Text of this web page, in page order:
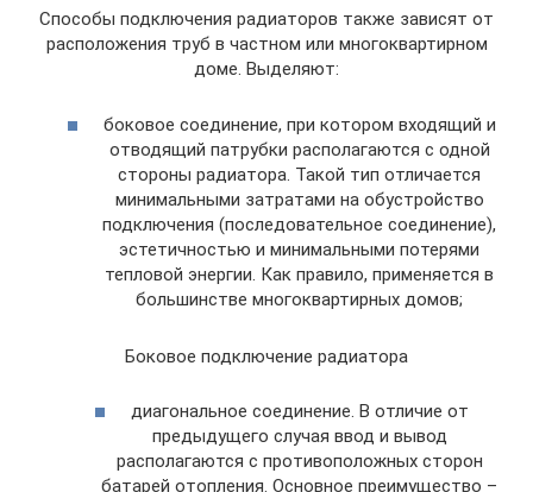
Способы подключения радиаторов также зависят от
расположения труб в частном или многоквартирном
доме. Выделяют:
боковое соединение, при котором входящий и
отводящий патрубки располагаются с одной
стороны радиатора. Такой тип отличается
минимальными затратами на обустройство
подключения (последовательное соединение),
эстетичностью и минимальными потерями
тепловой энергии. Как правило, применяется в
большинстве многоквартирных домов;
Боковое подключение радиатора
диагональное соединение. В отличие от
предыдущего случая ввод и вывод
располагаются с противоположных сторон
батарей отопления. Основное преимущество –